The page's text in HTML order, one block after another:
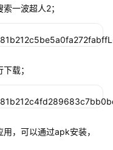
一波超人2；
载；
，可以通过apk安装，